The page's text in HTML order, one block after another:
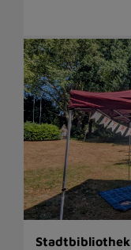
Stadtbibliothek